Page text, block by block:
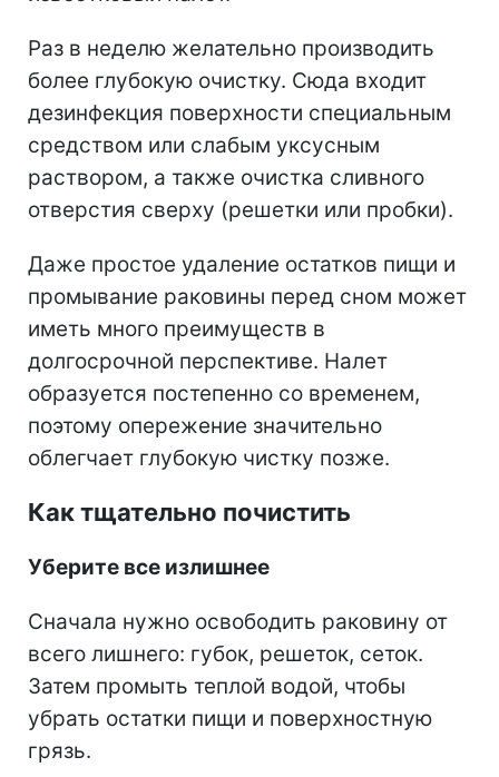
Раз в неделю желательно производить
более глубокую очистку. Сюда входит
дезинфекция поверхности специальным
средством или слабым уксусным
раствором, а также очистка сливного
отверстия сверху (решетки или пробки).
Даже простое удаление остатков пищи и
промывание раковины перед сном может
иметь много преимуществ в
долгосрочной перспективе. Налет
образуется постепенно со временем,
поэтому опережение значительно
облегчает глубокую чистку позже.
Как тщательно почистить
Уберите все излишнее
Сначала нужно освободить раковину от
всего лишнего: губок, решеток, сеток.
Затем промыть теплой водой, чтобы
убрать остатки пищи и поверхностную
грязь.